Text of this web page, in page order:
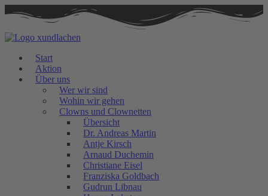
Inhalt
springen
Start
Aktion
Über uns
Wer wir sind
Wohin wir gehen
Clowns und Clownetten
Übersicht
Dr. Andreas Martin
Antje Kirsch
Arnaud Duchemin
Christiane Eisel
Franziska Goldbach
Gudrun Libnau